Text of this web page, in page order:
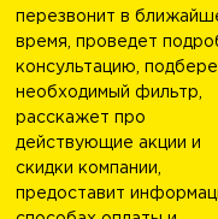
перезвонит в
время, проведет
консультацию,
необходимый фильтр,
расскажет про
действующие акции и
скидки компании,
предоставит